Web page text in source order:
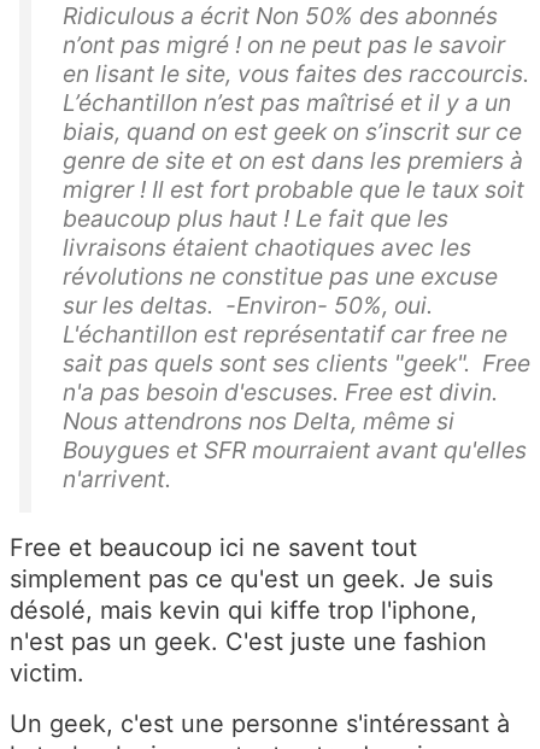
Ridiculous a écrit Non 50% des abonnés
n’ont pas migré ! on ne peut pas le savoir
en lisant le site, vous faites des raccourcis.
L’échantillon n’est pas maîtrisé et il y a un
biais, quand on est geek on s’inscrit sur ce
genre de site et on est dans les premiers à
migrer ! Il est fort probable que le taux soit
beaucoup plus haut ! Le fait que les
livraisons étaient chaotiques avec les
révolutions ne constitue pas une excuse
sur les deltas. -Environ- 50%, oui.
L'échantillon est représentatif car free ne
sait pas quels sont ses clients "geek". Free
n'a pas besoin d'escuses. Free est divin.
Nous attendrons nos Delta, même si
Bouygues et SFR mourraient avant qu'elles
n'arrivent.
Free et beaucoup ici ne savent tout
simplement pas ce qu'est un geek. Je suis
désolé, mais kevin qui kiffe trop l'iphone,
n'est pas un geek. C'est juste une fashion
victim.
Un geek, c'est une personne s'intéressant à